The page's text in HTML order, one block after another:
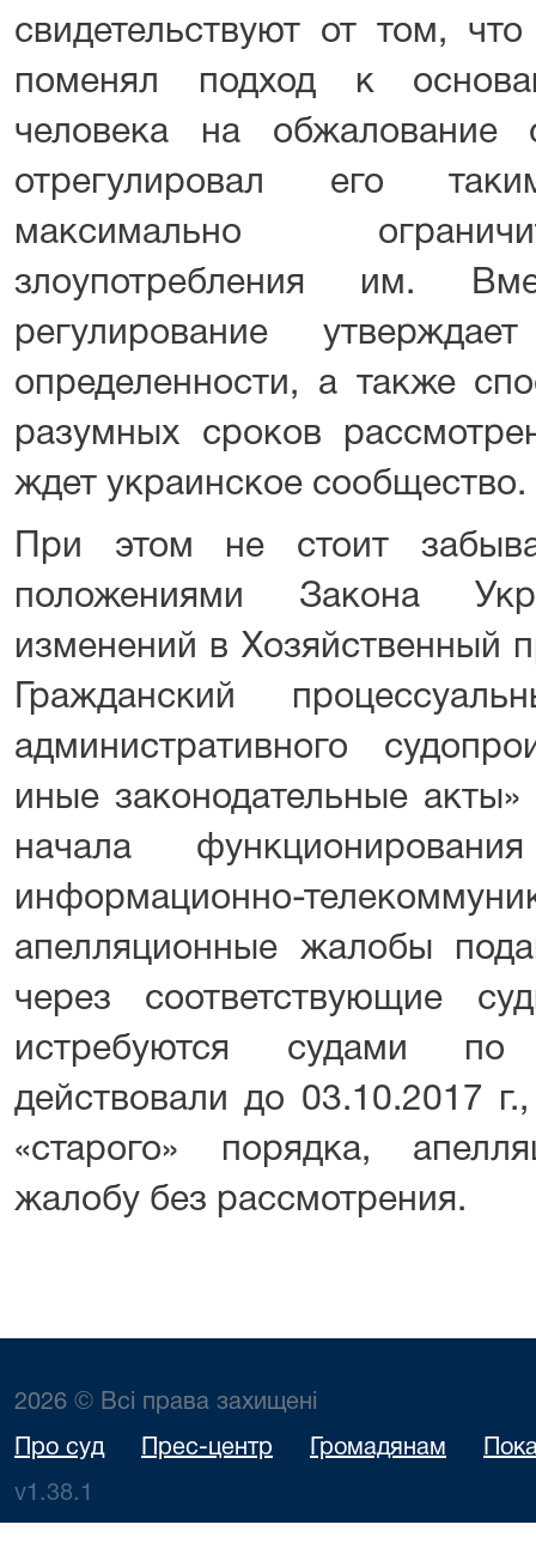
свидетельствуют от том,
поменял подход к
человека на обжалование
отрегулировал его
максимально
злоупотребления им.
регулирование
определенности, а также
разумных сроков
ждет украинское сообщество.
При этом не стоит
положениями Закона
изменений в Хозяйственный
Гражданский
административного
иные законодательныe
начала
информационно-
апелляционные жалобы
через соответствующие
истребуются судами по
действовали до 03.10.2017
«старого» порядка,
жалобу без рассмотрения.
2026 © Всі права захищені
Про суд Прес-центр Громадянам
v1.38.1